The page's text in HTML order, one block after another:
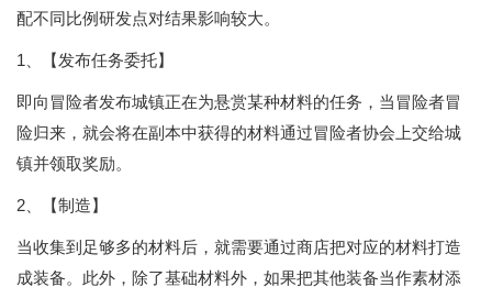
配不同比例研发点对结果影响较大。
1、 【发布任务委托】
即向冒险者发布城镇正在为悬赏某种材料的任务，当冒险者冒
险归来，就会将在副本中获得的材料通过冒险者协会上交给城
镇并领取奖励。
2、 【制造】
当收集到足够多的材料后，就需要通过商店把对应的材料打造
成装备。此外，除了基础材料外，如果把其他装备当作素材添